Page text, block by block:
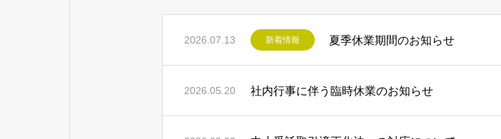
2026.07.13 新着情報 夏季休業期間のお知らせ
2026.05.20 社内行事に伴う臨時休業のお知らせ